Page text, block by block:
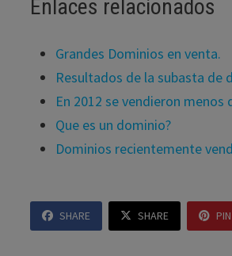
Enlaces relacionados
Grandes Dominios en venta.
Resultados de la subasta de
En 2012 se vendieron
Que es un dominio?
Dominios recientemente
SHARE SHARE